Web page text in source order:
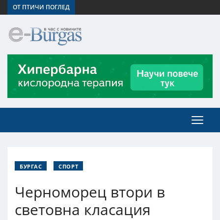
ОТ ПТИЧИ ПОГЛЕД
БУРГАС СПОРТ
Черноморец втори в
световна класация